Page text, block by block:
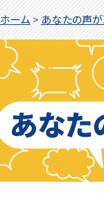
ホーム > あなたの声